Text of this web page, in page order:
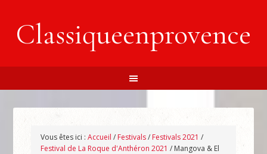
Classiqueenprovence
Vous êtes ici :Accueil / Festivals/ Festivals 2021 /
Festival de La Roque d'Anthéron 2021 / Mangova & El